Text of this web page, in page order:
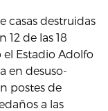
casas destruidas
de las 18
Estadio Adolfo
en desuso-
postes de
a las